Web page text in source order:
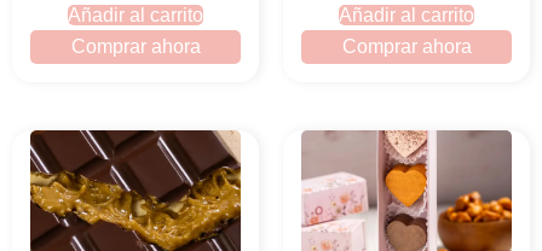
Añadir al carrito
Comprar ahora
Añadir al carrito
Comprar ahora